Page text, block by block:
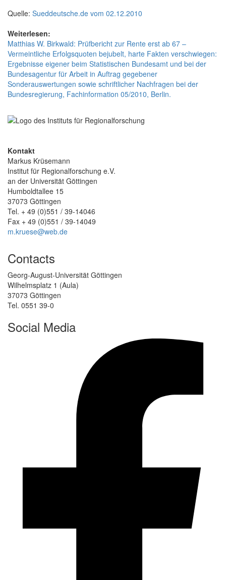
Quelle: Sueddeutsche.de vom 02.12.2010
Weiterlesen:
Matthias W. Birkwald: Prüfbericht zur Rente erst ab 67 –
Vermeintliche Erfolgsquoten bejubelt, harte Fakten verschwiegen:
Ergebnisse eigener beim Statistischen Bundesamt und bei der
Bundesagentur für Arbeit in Auftrag gegebener
Sonderauswertungen sowie schriftlicher Nachfragen bei der
Bundesregierung, Fachinformation 05/2010, Berlin.
Kontakt
Markus Krüsemann
Institut für Regionalforschung e.V.
an der Universität Göttingen
Humboldtallee 15
37073 Göttingen
Tel. + 49 (0)551 / 39-14046
Fax + 49 (0)551 / 39-14049
m.kruese@web.de
Contacts
Georg-August-Universität Göttingen
Wilhelmsplatz 1 (Aula)
37073 Göttingen
Tel. 0551 39-0
Social Media